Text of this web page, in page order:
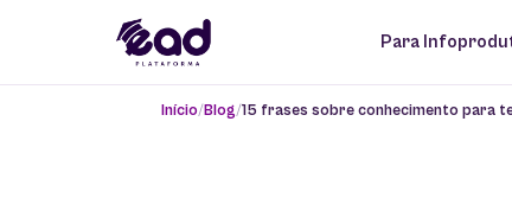
Para
Início Blog 15 frases sobre conhecimento para